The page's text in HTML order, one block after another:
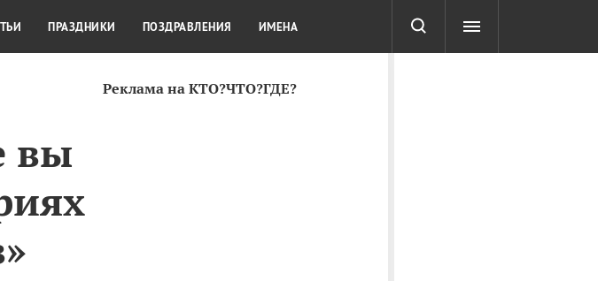
вы
Реклама на КТО?ЧТО?ГДЕ?
КУЛЬТУРА КРАСОТА ТЕСТЫ
ПРАЗДНИКИ ПОЗДРАВЛЕНИЯ ИМЕНА